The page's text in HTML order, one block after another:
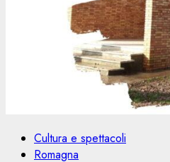
Cultura e spettacoli
Romagna